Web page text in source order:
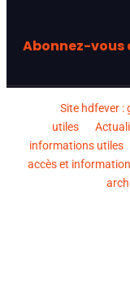
Abonnez-vous
Site hdfever :
utiles
informations utiles
accès et